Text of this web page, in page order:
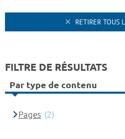
RETIRER TOUS
FILTRE DE RÉSULTATS
Par type de contenu
Pages (2)